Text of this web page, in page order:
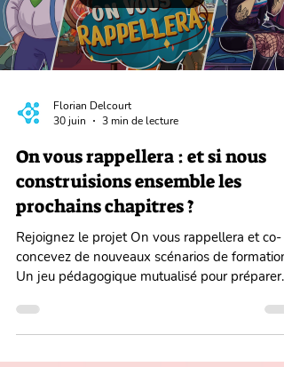
Florian Delcourt
30 juin
3 min de lecture
On vous rappellera : et si nous
construisions ensemble les
prochains chapitres ?
Rejoignez le projet On vous rappellera et co-
concevez de nouveaux scénarios de formation.
Un jeu pédagogique mutualisé pour préparer
professionnelles.